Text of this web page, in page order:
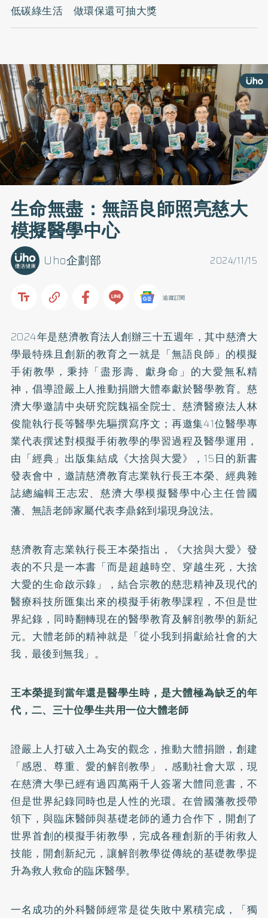
低碳綠生活 做環保還可抽大獎
生命無盡：無語良師照亮慈大
模擬醫學中心
2024/11/15
Uho企劃部
追蹤訂閱
2024年是慈濟教育法人創辦三十五週年，其中慈濟大
學最特殊且創新的教育之一就是「無語良師」的模擬
手術教學，秉持「盡形壽、獻身命」的大愛無私精
神，倡導證嚴上人推動捐贈大體奉獻於醫學教育。慈
濟大學邀請中央研究院魏福全院士、慈濟醫療法人林
俊龍執行長等醫學先驅撰寫序文；再邀集41位醫學專
業代表撰述對模擬手術教學的學習過程及醫學運用，
由「經典」出版集結成《大捨與大愛》，15日的新書
發表會中，邀請慈濟教育志業執行長王本榮、經典雜
誌總編輯王志宏、慈濟大學模擬醫學中心主任曾國
藩、無語老師家屬代表李鼎銘到場現身說法。
慈濟教育志業執行長王本榮指出，《大捨與大愛》發
表的不只是一本書「而是超越時空、穿越生死，大捨
大愛的生命啟示錄」，結合宗教的慈悲精神及現代的
醫療科技所匯集出來的模擬手術教學課程，不但是世
界紀錄，同時翻轉現在的醫學教育及解剖教學的新紀
元。大體老師的精神就是「從小我到捐獻給社會的大
我，最後到無我」。
王本榮提到當年還是醫學生時，是大體極為缺乏的年
代，二、三十位學生共用一位大體老師
證嚴上人打破入土為安的觀念，推動大體捐贈，創建
「感恩、尊重、愛的解剖教學」，感動社會大眾，現
在慈濟大學已經有過四萬兩千人簽署大體同意書，不
但是世界紀錄同時也是人性的光環。在曾國藩教授帶
領下，與臨床醫師與基礎老師的通力合作下，開創了
世界首創的模擬手術教學，完成各種創新的手術救人
技能，開創新紀元，讓解剖教學從傳統的基礎教學提
升為救人救命的臨床醫學。
一名成功的外科醫師經常是從失敗中累積完成，「獨